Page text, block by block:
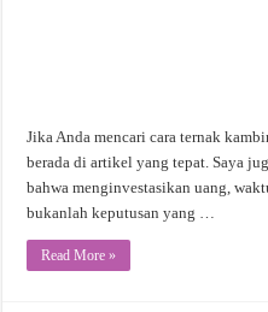
Jika Anda mencari cara ternak
berada di artikel yang tepat. Saya
bahwa menginvestasikan uang,
bukanlah keputusan yang …
Read More »